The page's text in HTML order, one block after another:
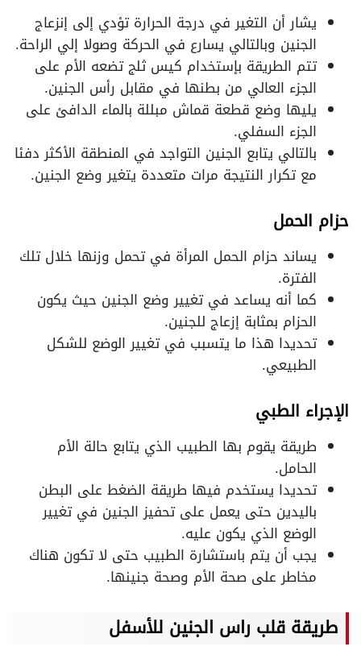
يشار أن التغير في درجة الحرارة تؤدي إلى إنزعاج
الجنين وبالتالي يسارع في الحركة وصولا إلي الراحة.
تتم الطريقة بإستخدام كيس ثلج تضعه الأم على
الجزء العالي من بطنها في مقابل رأس الجنين.
يليها وضع قطعة قماش مبللة بالماء الدافئ على
الجزء السفلي.
بالتالي يتابع الجنين التواجد في المنطقة الأكثر دفئا
مع تكرار النتيجة مرات متعددة يتغير وضع الجنين.
حزام الحمل
يساند حزام الحمل المرأة في تحمل وزنها خلال تلك
الفترة.
كما أنه يساعد في تغيير وضع الجنين حيث يكون
الحزام بمثابة إزعاج للجنين.
تحديدا هذا ما يتسبب في تغيير الوضع للشكل
الطبيعي.
الإجراء الطبي
طريقة يقوم بها الطبيب الذي يتابع حالة الأم
الحامل.
تحديدا يستخدم فيها طريقة الضغط على البطن
باليدين حتى يعمل على تحفيز الجنين في تغيير
الوضع الذي يكون عليه.
يجب أن يتم باستشارة الطبيب حتى لا تكون هناك
مخاطر على صحة الأم وصحة جنينها.
طريقة قلب راس الجنين للأسفل